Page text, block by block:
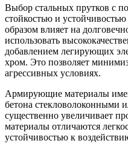
Выбор стальных прутков с
стойкостью и
образом влияет на
использовать
добавлением легирующих
хром. Это позволяет
агрессивных условиях.
Армирующие материалы
бетона стекловолоконными
существенно увеличивает
материалы отличаются
устойчивостью к